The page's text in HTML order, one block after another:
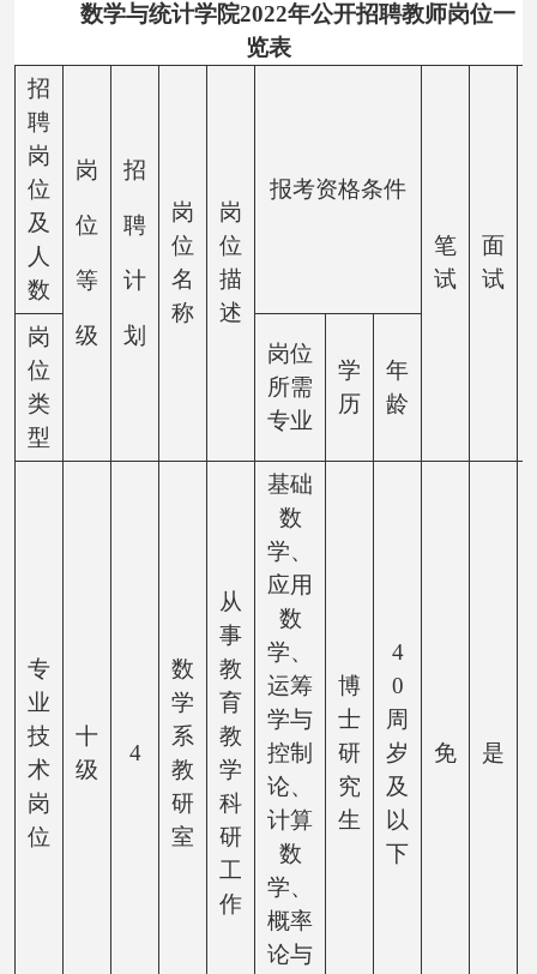
数学与统计学院2022年公开招聘教师岗位一
览表
招
聘
岗
位
及
人
数
岗
位
等
级
招
聘
计
划
岗
位
名
称
岗
位
描
述
报考资格条件
笔
试
面
试
岗
位
类
型
岗位
所需
专业
学
历
年
龄
专
业
技
术
岗
位
十
级
4
数
学
系
教
研
室
从
事
教
育
教
学
科
研
工
作
基础
数
学、
应用
数
学、
运筹
学与
控制
论、
计算
数
学、
概率
论与
博
士
研
究
生
4
0
周
岁
及
以
下
免 是